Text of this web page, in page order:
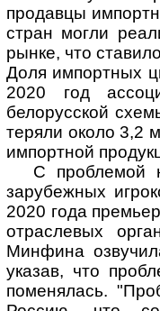
продавцы
стран могли
рынке, что
Доля импортных
2020 год
белорусской
теряли около 3,2
импортной
С проблемой
зарубежных
2020 года
отраслевых
Минфина
указав, что
поменялась.